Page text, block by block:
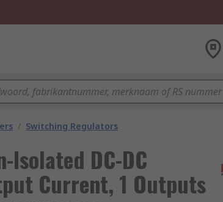
/ Switching Regulators
Isolated DC-DC
Current, 1 Outputs